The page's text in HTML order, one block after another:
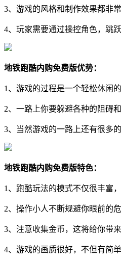
3、游戏的风格和制作效果都非
4、玩家需要通过操控角色，跳
地铁跑酷内购免费版优势：
1、游戏的过程是一个轻松休闲
2、一路上你要躲避各种的阻碍
3、当然游戏的一路上还有很多
地铁跑酷内购免费版特色：
1、跑酷玩法的模式不仅很丰富
2、操作小人不断规避你眼前的
3、注意收集金币，这将给你带
4、游戏的画质很好，不但有简